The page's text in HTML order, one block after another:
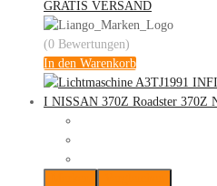
GRATIS VERSAND
(0 Bewertungen)
In den Warenkorb